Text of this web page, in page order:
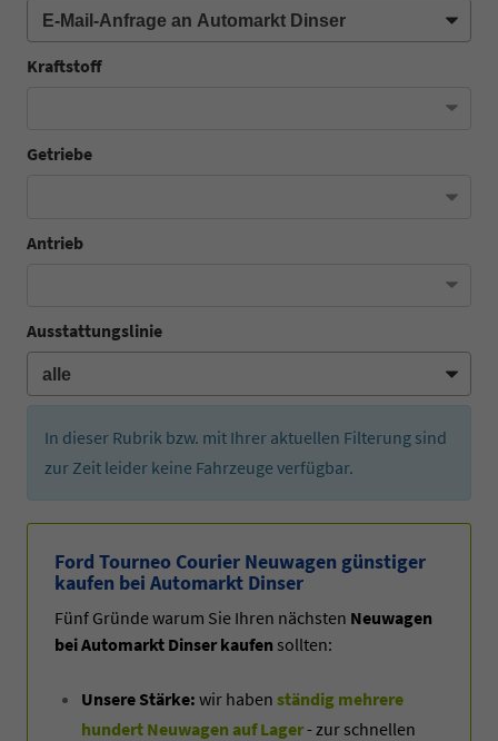
Kraftstoff
Getriebe
Antrieb
Ausstattungslinie
In dieser Rubrik bzw. mit Ihrer aktuellen Filterung sind
zur Zeit leider keine Fahrzeuge verfügbar.
Ford Tourneo Courier Neuwagen günstiger
kaufen bei Automarkt Dinser
Fünf Gründe warum Sie Ihren nächsten Neuwagen
bei Automarkt Dinser kaufen sollten:
Unsere Stärke: wir haben ständig mehrere
hundert Neuwagen auf Lager- zur schnellen